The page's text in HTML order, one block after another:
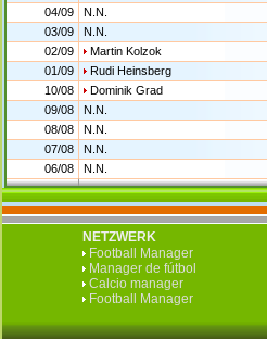
04/09
N.N.
03/09
N.N.
02/09
Martin Kolzok
01/09
Rudi Heinsberg
10/08
Dominik Grad
09/08
N.N.
08/08
N.N.
07/08
N.N.
06/08
N.N.
NETZWERK
Football Manager
Manager de fútbol
Calcio manager
Football Manager